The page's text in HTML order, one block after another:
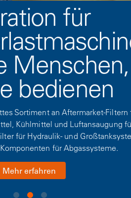
für
Menschen,
bedienen
Sortiment an Aftermarket-Filtern
Kühlmittel und Luftansaugung
für Hydraulik- und
für Abgassysteme.
Mehr erfahren